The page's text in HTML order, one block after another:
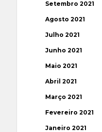
Setembro 2021
Agosto 2021
Julho 2021
Junho 2021
Maio 2021
Abril 2021
Março 2021
Fevereiro 2021
Janeiro 2021